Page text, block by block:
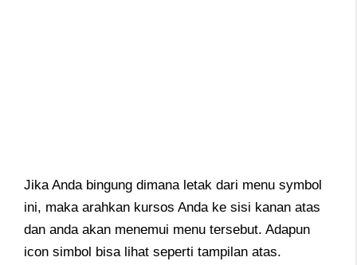
Jika Anda bingung dimana letak dari menu symbol
ini, maka arahkan kursos Anda ke sisi kanan atas
dan anda akan menemui menu tersebut. Adapun
icon simbol bisa lihat seperti tampilan atas.